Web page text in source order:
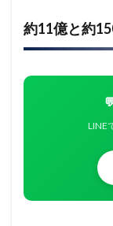
約11億と約
LINE